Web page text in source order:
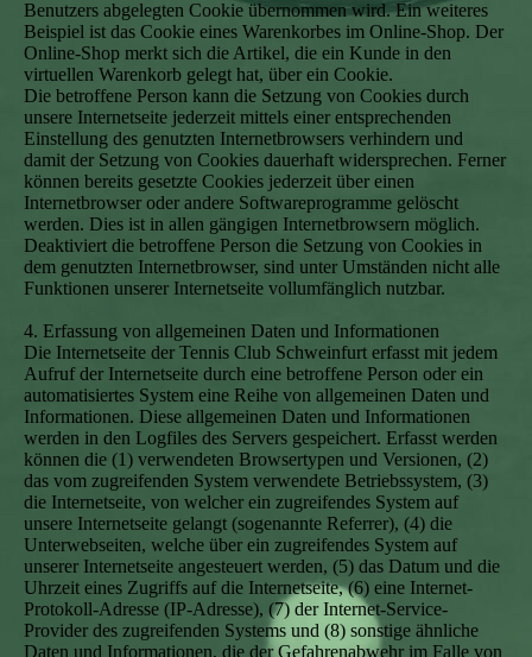
Benutzers abgelegten Cookie übernommen wird. Ein weiteres
Beispiel ist das Cookie eines Warenkorbes im Online-Shop. Der
Online-Shop merkt sich die Artikel, die ein Kunde in den
virtuellen Warenkorb gelegt hat, über ein Cookie.
Die betroffene Person kann die Setzung von Cookies durch
unsere Internetseite jederzeit mittels einer entsprechenden
Einstellung des genutzten Internetbrowsers verhindern und
damit der Setzung von Cookies dauerhaft widersprechen. Ferner
können bereits gesetzte Cookies jederzeit über einen
Internetbrowser oder andere Softwareprogramme gelöscht
werden. Dies ist in allen gängigen Internetbrowsern möglich.
Deaktiviert die betroffene Person die Setzung von Cookies in
dem genutzten Internetbrowser, sind unter Umständen nicht alle
Funktionen unserer Internetseite vollumfänglich nutzbar.
4. Erfassung von allgemeinen Daten und Informationen
Die Internetseite der Tennis Club Schweinfurt erfasst mit jedem
Aufruf der Internetseite durch eine betroffene Person oder ein
automatisiertes System eine Reihe von allgemeinen Daten und
Informationen. Diese allgemeinen Daten und Informationen
werden in den Logfiles des Servers gespeichert. Erfasst werden
können die (1) verwendeten Browsertypen und Versionen, (2)
das vom zugreifenden System verwendete Betriebssystem, (3)
die Internetseite, von welcher ein zugreifendes System auf
unsere Internetseite gelangt (sogenannte Referrer), (4) die
Unterwebseiten, welche über ein zugreifendes System auf
unserer Internetseite angesteuert werden, (5) das Datum und die
Uhrzeit eines Zugriffs auf die Internetseite, (6) eine Internet-
Protokoll-Adresse (IP-Adresse), (7) der Internet-Service-
Provider des zugreifenden Systems und (8) sonstige ähnliche
Daten und Informationen, die der Gefahrenabwehr im Falle von